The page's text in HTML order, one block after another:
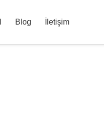
Blog İletişim